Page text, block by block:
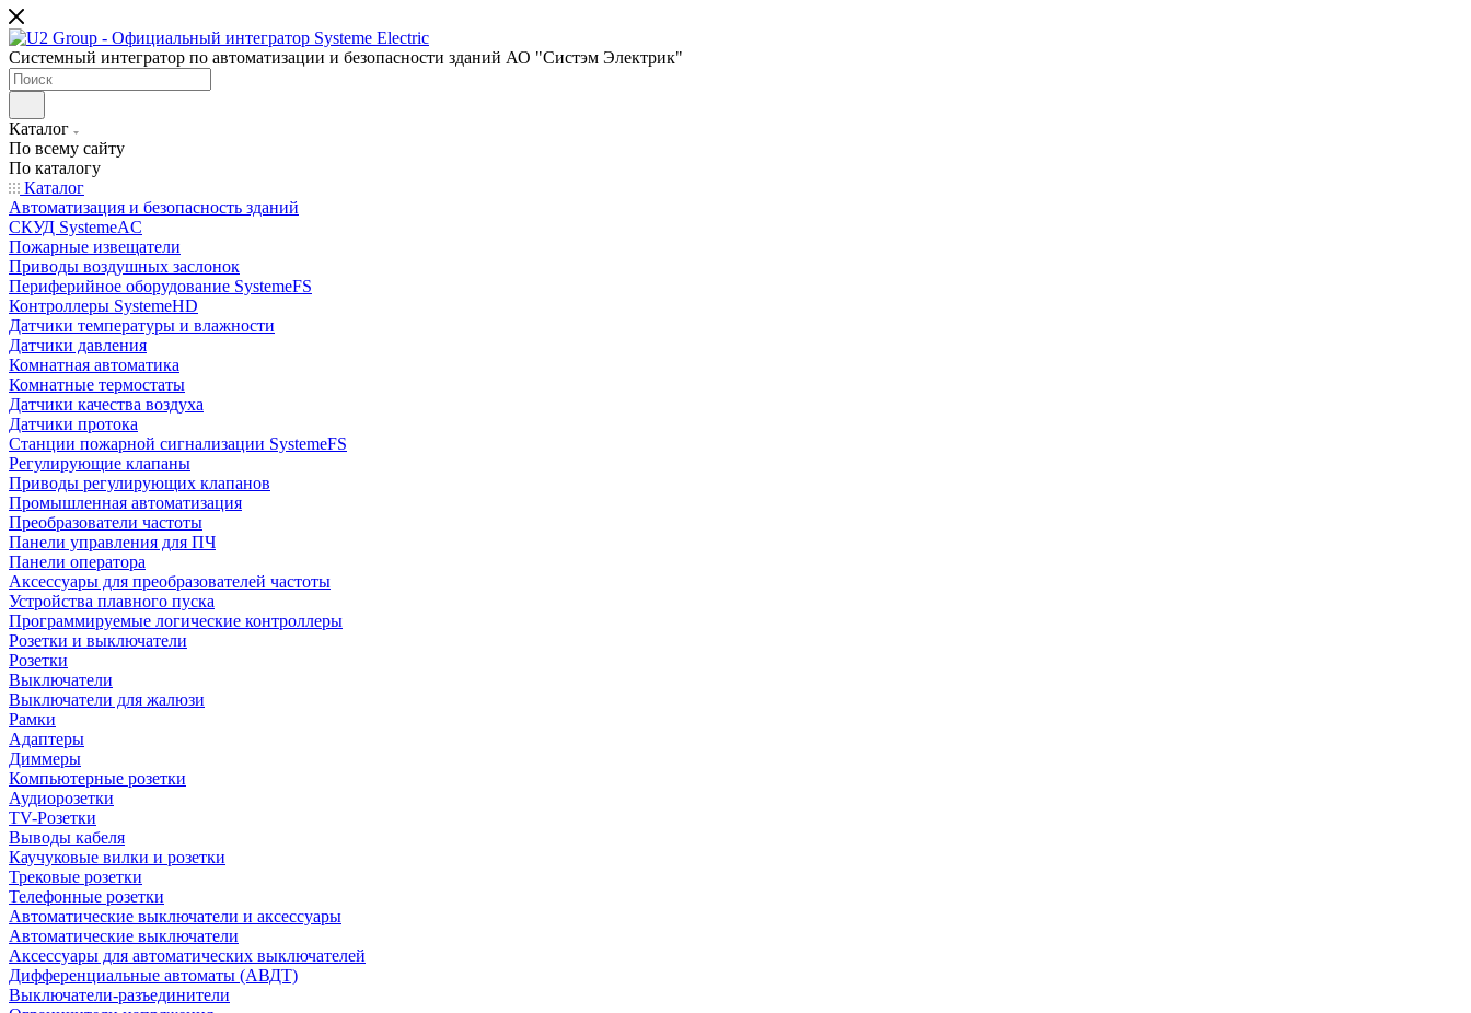
Системный интегратор по автоматизации и безопасности зданий АО "Систэм Электрик"
Каталог
По всему сайту
По каталогу
Каталог
Автоматизация и безопасность зданий
СКУД SystemeAC
Пожарные извещатели
Приводы воздушных заслонок
Периферийное оборудование SystemeFS
Контроллеры SystemeHD
Датчики температуры и влажности
Датчики давления
Комнатная автоматика
Комнатные термостаты
Датчики качества воздуха
Датчики протока
Станции пожарной сигнализации SystemeFS
Регулирующие клапаны
Приводы регулирующих клапанов
Промышленная автоматизация
Преобразователи частоты
Панели управления для ПЧ
Панели оператора
Аксессуары для преобразователей частоты
Устройства плавного пуска
Программируемые логические контроллеры
Розетки и выключатели
Розетки
Выключатели
Выключатели для жалюзи
Рамки
Адаптеры
Диммеры
Компьютерные розетки
Аудиорозетки
TV-Розетки
Выводы кабеля
Каучуковые вилки и розетки
Трековые розетки
Телефонные розетки
Автоматические выключатели и аксессуары
Автоматические выключатели
Аксессуары для автоматических выключателей
Дифференциальные автоматы (АВДТ)
Выключатели-разъединители